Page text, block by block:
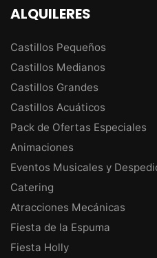
ALQUILERES
Castillos Pequeños
Castillos Medianos
Castillos Grandes
Castillos Acuáticos
Pack de Ofertas Especiales
Animaciones
Eventos Musicales y
Catering
Atracciones Mecánicas
Fiesta de la Espuma
Fiesta Holly